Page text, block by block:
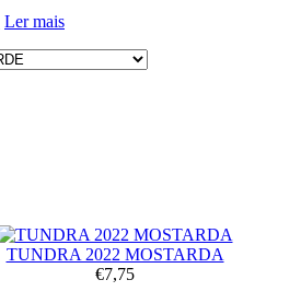
Ler mais
TUNDRA 2022 MOSTARDA
€7,75